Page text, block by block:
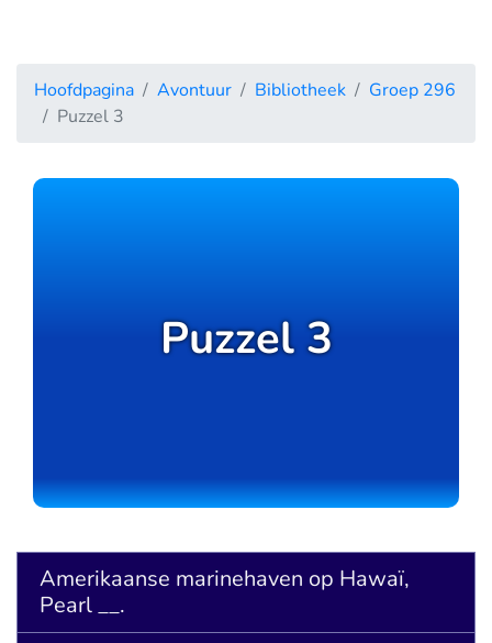
Hoofdpagina Avontuur Bibliotheek
Groep 296
Puzzel 3
Puzzel 3
Amerikaanse marinehaven op Hawaï,
Pearl __.